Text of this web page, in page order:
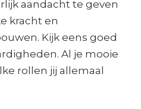
aandacht te geven
kracht en
Kijk eens goed
Al je mooie
rollen jij allemaal